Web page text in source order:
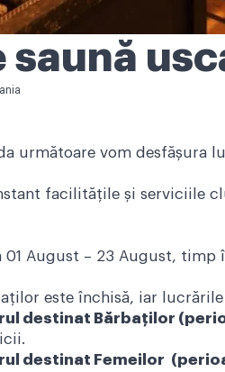
următoare vom desfășura
facilitățile și serviciile
01 August – 23 August,
este închisă, iar
destinat Bărbaților
destinat Femeilor